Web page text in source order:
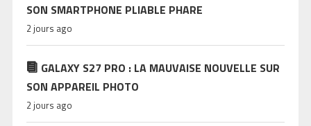
SON SMARTPHONE PLIABLE PHARE
2 jours ago
GALAXY S27 PRO : LA MAUVAISE NOUVELLE SUR
SON APPAREIL PHOTO
2 jours ago